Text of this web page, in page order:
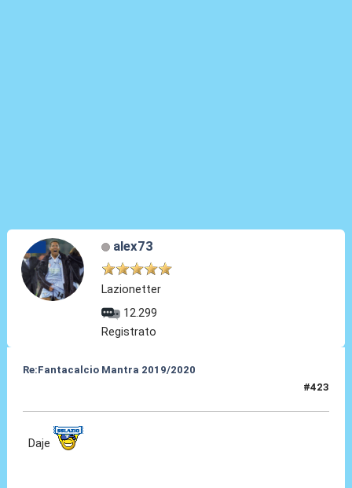
alex73
Lazionetter
12.299
Registrato
Re:Fantacalcio Mantra 2019/2020
#423
Daje